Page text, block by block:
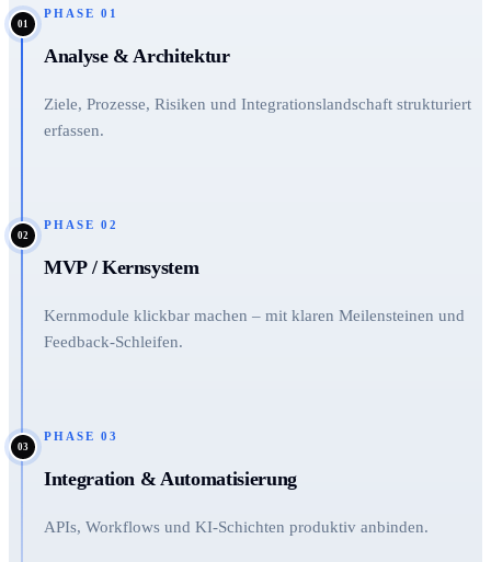
01
PHASE 01
Analyse & Architektur
Ziele, Prozesse, Risiken und Integrationslandschaft strukturiert
erfassen.
02
PHASE 02
MVP / Kernsystem
Kernmodule klickbar machen – mit klaren Meilensteinen und
Feedback-Schleifen.
03
PHASE 03
Integration & Automatisierung
APIs, Workflows und KI-Schichten produktiv anbinden.